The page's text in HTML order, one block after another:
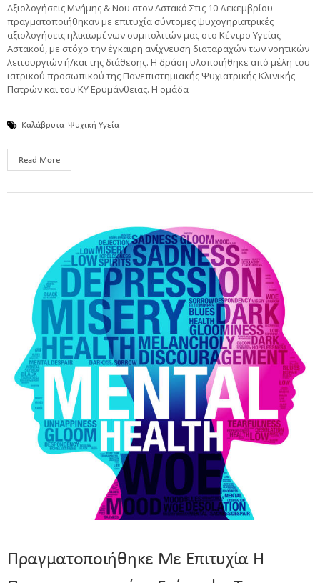
Αξιολογήσεις Μνήμης & Νου στoν Αστακό Στις 10 Δεκεμβρίου
πραγματοποιήθηκαν με επιτυχία σύντομες ψυχογηριατρικές
αξιολογήσεις ηλικιωμένων συμπολιτών μας στο Κέντρο Υγείας
Αστακού, με στόχο την έγκαιρη ανίχνευση διαταραχών των νοητικών
λειτουργιών ή/και της διάθεσης. Η δράση υλοποιήθηκε από μέλη του
ιατρικού προσωπικού της Πανεπιστημιακής Ψυχιατρικής Κλινικής
Πατρών και του ΚΥ Ερυμάνθειας. Η ομάδα
Καλάβρυτα Ψυχική Υγεία
Read More
Πραγματοποιήθηκε Με Επιτυχία Η